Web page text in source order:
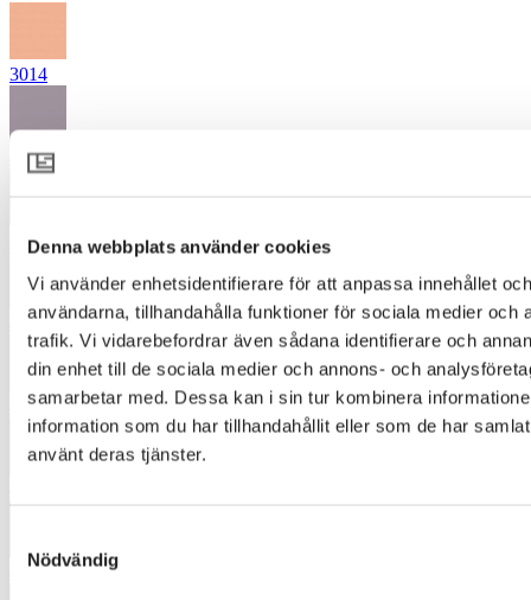
Denna webbplats använder cookies
Vi använder enhetsidentifierare för att anpassa innehållet
användarna, tillhandahålla funktioner för sociala medier och
trafik. Vi vidarebefordrar även sådana identifierare och
din enhet till de sociala medier och annons- och
samarbetar med. Dessa kan i sin tur kombinera
information som du har tillhandahållit eller som de har
använt deras tjänster.
Nödvändig
3014
4122
4262
4324
4431
4472